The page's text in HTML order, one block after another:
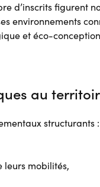
d’inscrits figurent
environnements
et éco-
au
structurants :
mobilités,